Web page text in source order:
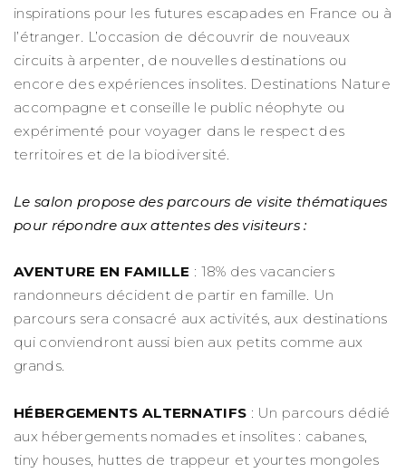
inspirations pour les futures escapades en France ou à
l’étranger. L’occasion de découvrir de nouveaux
circuits à arpenter, de nouvelles destinations ou
encore des expériences insolites. Destinations Nature
accompagne et conseille le public néophyte ou
expérimenté pour voyager dans le respect des
territoires et de la biodiversité.
Le salon propose des parcours de visite thématiques
pour répondre aux attentes des visiteurs :
AVENTURE EN FAMILLE : 18% des vacanciers
randonneurs décident de partir en famille. Un
parcours sera consacré aux activités, aux destinations
qui conviendront aussi bien aux petits comme aux
grands.
HÉBERGEMENTS ALTERNATIFS : Un parcours dédié
aux hébergements nomades et insolites : cabanes,
tiny houses, huttes de trappeur et yourtes mongoles